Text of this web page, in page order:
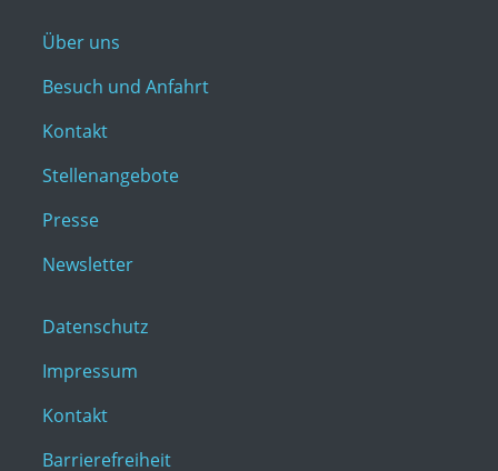
Über uns
Besuch und Anfahrt
Kontakt
Stellenangebote
Presse
Newsletter
Datenschutz
Impressum
Kontakt
Barrierefreiheit